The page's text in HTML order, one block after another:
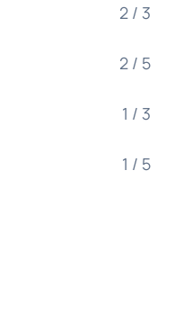
2 / 3
2 / 5
1 / 3
1 / 5